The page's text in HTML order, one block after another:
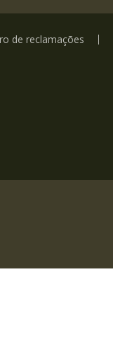
de reclamações